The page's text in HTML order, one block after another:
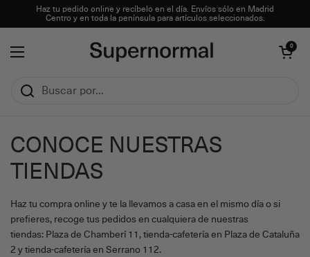
Ir al contenidoHaz tu pedido online y recíbelo en el día. Envíos sólo en Madrid
Centro y en toda la península para artículos seleccionados.
Abrir menú
Abrir carrito
0
CONOCE NUESTRAS
TIENDAS
Haz tu compra online y te la llevamos a casa en el mismo día o si
prefieres, recoge tus pedidos en cualquiera de nuestras
tiendas: Plaza de Chamberí 11, tienda-cafetería en Plaza de Cataluña
2 y tienda-cafetería en Serrano 112.